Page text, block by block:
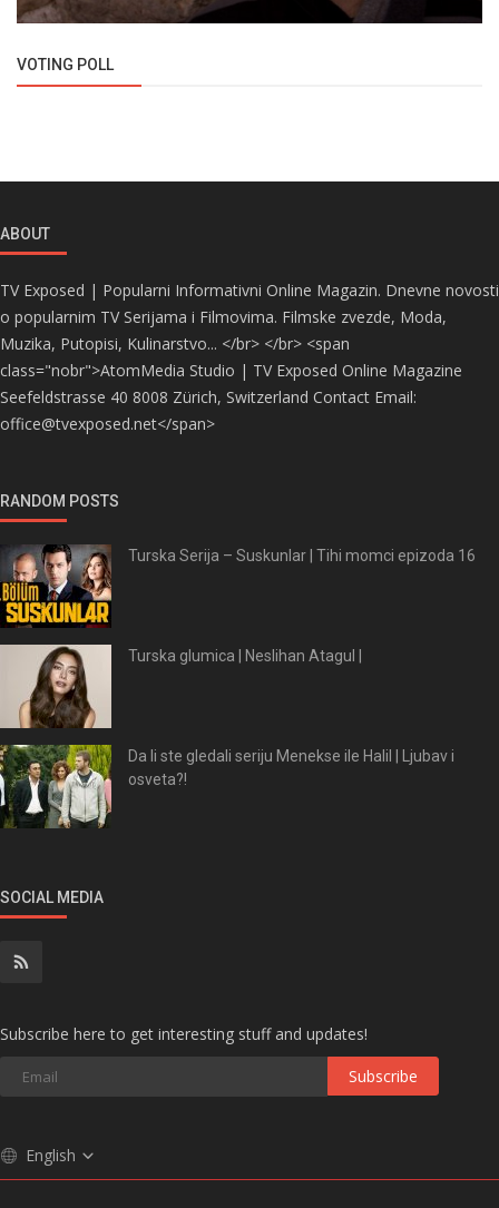
VOTING POLL
ABOUT
TV Exposed | Popularni Informativni Online Magazin. Dnevne novosti
o popularnim TV Serijama i Filmovima. Filmske zvezde, Moda,
Muzika, Putopisi, Kulinarstvo... </br> </br> <span
class="nobr">AtomMedia Studio | TV Exposed Online Magazine
Seefeldstrasse 40 8008 Zürich, Switzerland Contact Email:
office@tvexposed.net</span>
RANDOM POSTS
Turska Serija – Suskunlar | Tihi momci epizoda 16
Turska glumica | Neslihan Atagul |
Da li ste gledali seriju Menekse ile Halil | Ljubav i
osveta?!
SOCIAL MEDIA
Subscribe here to get interesting stuff and updates!
Subscribe
English